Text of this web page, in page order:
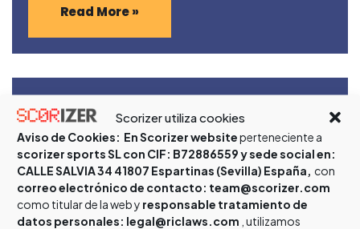
Scorizer utiliza cookies
Aviso de Cookies: En Scorizer websiteperteneciente a
scorizer sports SL con CIF: B72886559 y sede social en:
CALLE SALVIA 34 41807 Espartinas (Sevilla) España, con
correo electrónico de contacto: team@scorizer.com
como titular de la web y responsable tratamiento de
datos personales: legal@riclaws.com , utilizamos
Read More »
LOS DEPORTES DE CONTACTO
ESPAÑOLES UNIDOS CONTRA EL COVID-
19
PORDAVID_JIMENEZ 17 ABRIL, 2020 NOTICIAS